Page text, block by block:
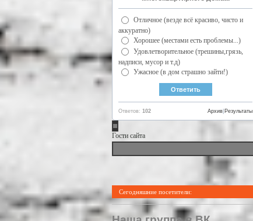
Отличное (везде всё красиво, чисто и
аккуратно)
Хорошее (местами есть проблемы...)
Удовлетворительное (трешины,грязь,
надписи, мусор и т.д)
Ужасное (в дом страшно зайти!)
Ответов: 102 Результаты
Архив
Гости сайта
Сегодняшние посетители: